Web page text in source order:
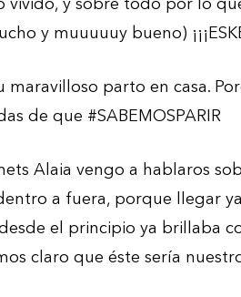
y muuuuuy bueno)
maravilloso parto en casa.
de que #SABEMOSPARIR
Alaia vengo a hablaros
a fuera, porque llegar
el principio ya brillaba
claro que éste sería